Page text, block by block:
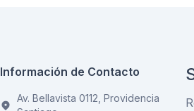
Información de Contacto
Av. Bellavista 0112, Providencia